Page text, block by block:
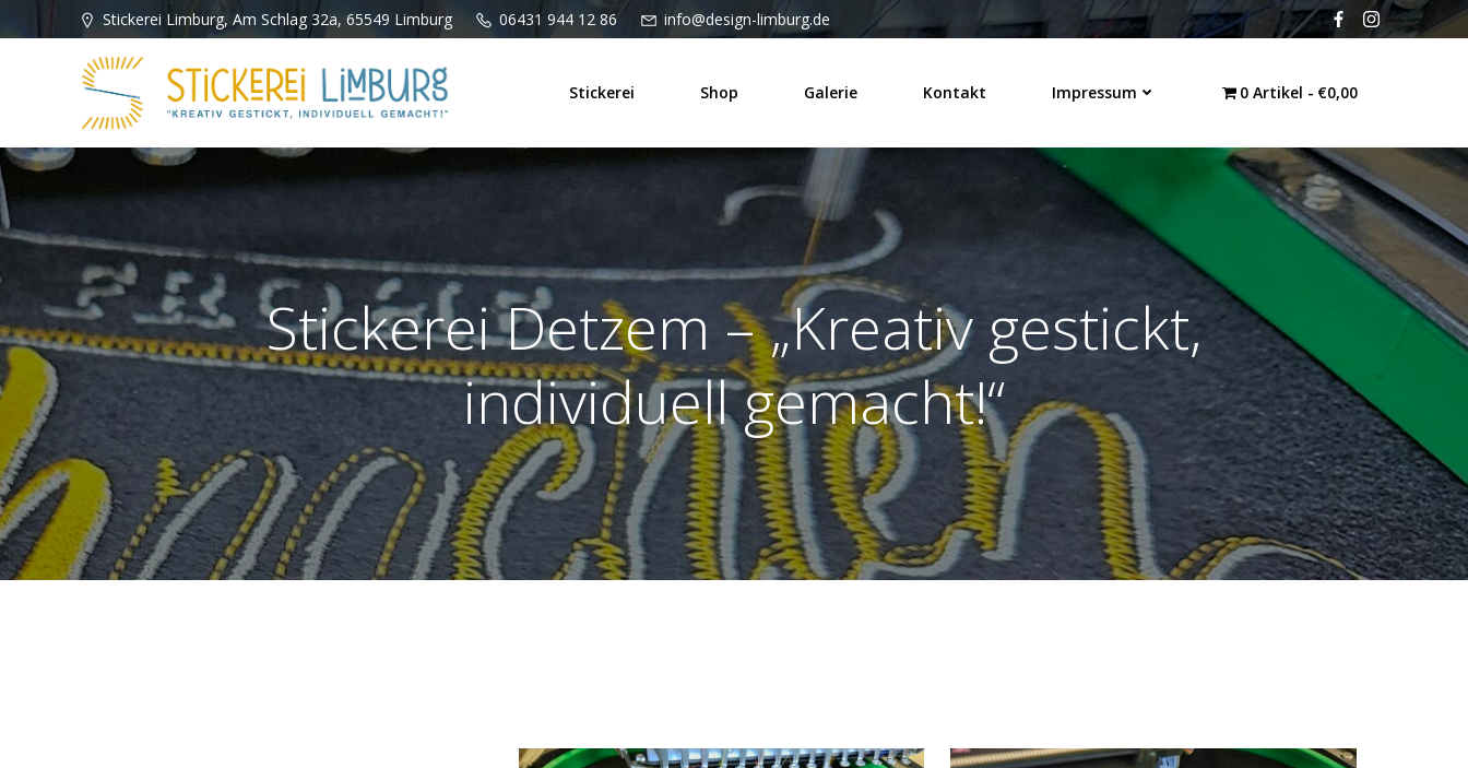
Inhalt
Stickerei Limburg, Am Schlag 32a, 65549 Limburg 06431 944 12 86 info@design-limburg.de
Stickerei Shop Galerie Kontakt Impressum 0 Artikel €0,00
Stickerei Detzem – „Kreativ gestickt,
individuell gemacht!“